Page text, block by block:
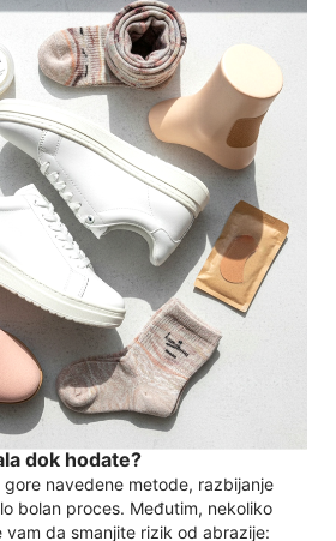
dok hodate?
navedene metode, razbijanje
bolan proces. Međutim, nekoliko
da smanjite rizik od abrazije: